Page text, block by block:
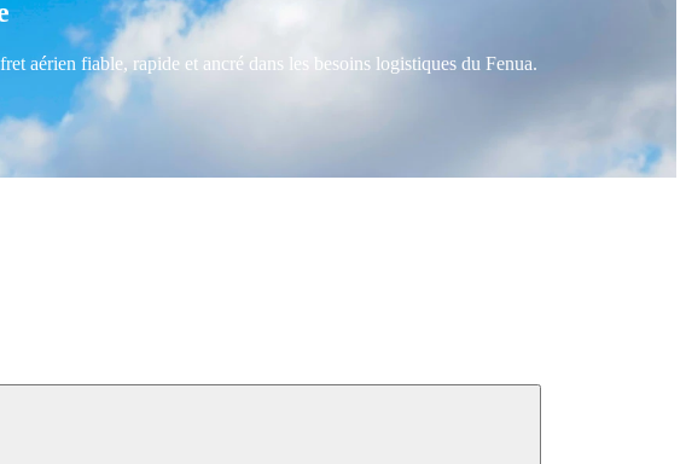
aérien fiable, rapide et ancré dans les besoins logistiques du Fenua.